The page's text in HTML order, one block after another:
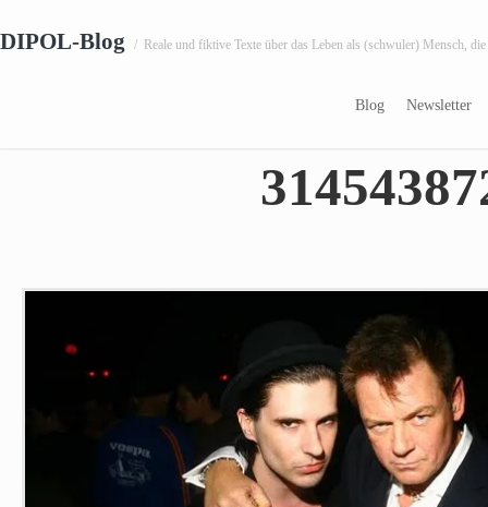
DIPOL-Blog / Reale und fiktive Texte über das Leben als (schwuler) Mensch,
Blog Newsletter
23.01.2010